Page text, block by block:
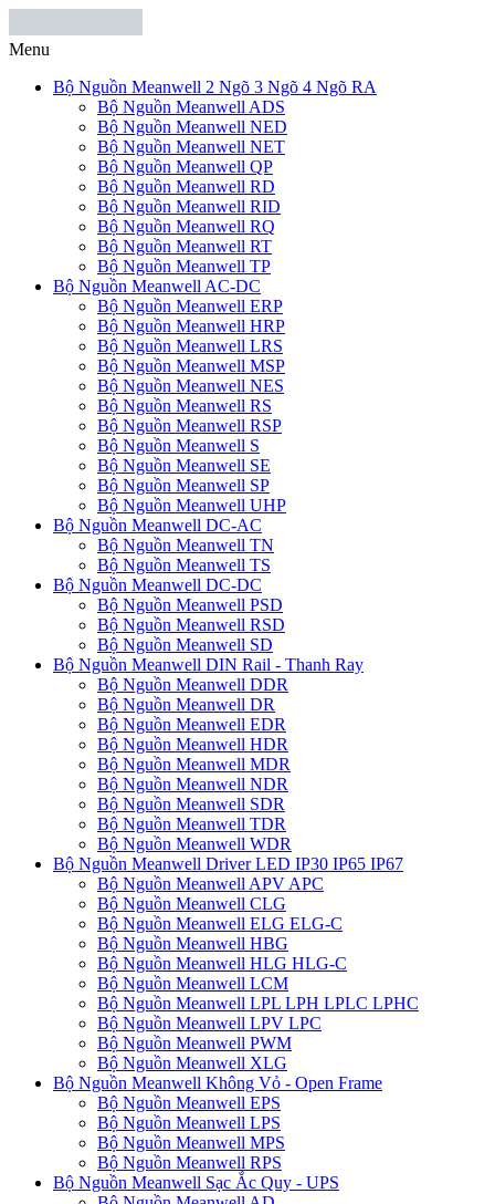
Menu
Bộ Nguồn Meanwell 2 Ngõ 3 Ngõ 4 Ngõ RA
Bộ Nguồn Meanwell ADS
Bộ Nguồn Meanwell NED
Bộ Nguồn Meanwell NET
Bộ Nguồn Meanwell QP
Bộ Nguồn Meanwell RD
Bộ Nguồn Meanwell RID
Bộ Nguồn Meanwell RQ
Bộ Nguồn Meanwell RT
Bộ Nguồn Meanwell TP
Bộ Nguồn Meanwell AC-DC
Bộ Nguồn Meanwell ERP
Bộ Nguồn Meanwell HRP
Bộ Nguồn Meanwell LRS
Bộ Nguồn Meanwell MSP
Bộ Nguồn Meanwell NES
Bộ Nguồn Meanwell RS
Bộ Nguồn Meanwell RSP
Bộ Nguồn Meanwell S
Bộ Nguồn Meanwell SE
Bộ Nguồn Meanwell SP
Bộ Nguồn Meanwell UHP
Bộ Nguồn Meanwell DC-AC
Bộ Nguồn Meanwell TN
Bộ Nguồn Meanwell TS
Bộ Nguồn Meanwell DC-DC
Bộ Nguồn Meanwell PSD
Bộ Nguồn Meanwell RSD
Bộ Nguồn Meanwell SD
Bộ Nguồn Meanwell DIN Rail - Thanh Ray
Bộ Nguồn Meanwell DDR
Bộ Nguồn Meanwell DR
Bộ Nguồn Meanwell EDR
Bộ Nguồn Meanwell HDR
Bộ Nguồn Meanwell MDR
Bộ Nguồn Meanwell NDR
Bộ Nguồn Meanwell SDR
Bộ Nguồn Meanwell TDR
Bộ Nguồn Meanwell WDR
Bộ Nguồn Meanwell Driver LED IP30 IP65 IP67
Bộ Nguồn Meanwell APV APC
Bộ Nguồn Meanwell CLG
Bộ Nguồn Meanwell ELG ELG-C
Bộ Nguồn Meanwell HBG
Bộ Nguồn Meanwell HLG HLG-C
Bộ Nguồn Meanwell LCM
Bộ Nguồn Meanwell LPL LPH LPLC LPHC
Bộ Nguồn Meanwell LPV LPC
Bộ Nguồn Meanwell PWM
Bộ Nguồn Meanwell XLG
Bộ Nguồn Meanwell Không Vỏ - Open Frame
Bộ Nguồn Meanwell EPS
Bộ Nguồn Meanwell LPS
Bộ Nguồn Meanwell MPS
Bộ Nguồn Meanwell RPS
Bộ Nguồn Meanwell Sạc Ắc Quy - UPS